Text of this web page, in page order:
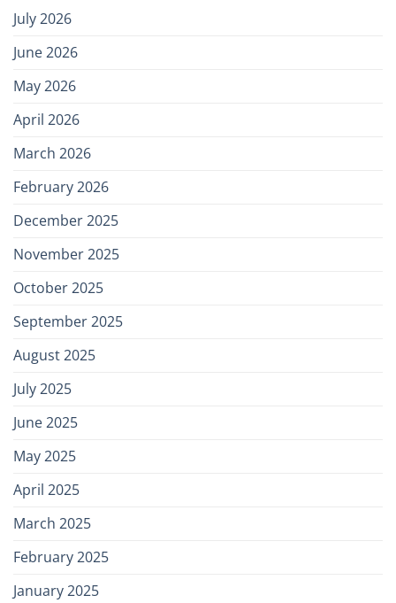
July 2026
June 2026
May 2026
April 2026
March 2026
February 2026
December 2025
November 2025
October 2025
September 2025
August 2025
July 2025
June 2025
May 2025
April 2025
March 2025
February 2025
January 2025